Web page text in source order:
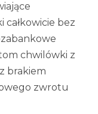
całkowicie bez
chwilówki z
brakiem
zwrotu